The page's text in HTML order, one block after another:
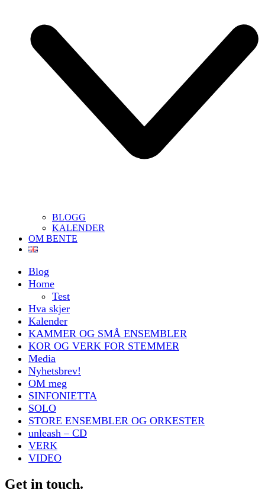
BLOGG
KALENDER
OM BENTE
Blog
Home
Test
Hva skjer
Kalender
KAMMER OG SMÅ ENSEMBLER
KOR OG VERK FOR STEMMER
Media
Nyhetsbrev!
OM meg
SINFONIETTA
SOLO
STORE ENSEMBLER OG ORKESTER
unleash – CD
VERK
VIDEO
Get in touch.